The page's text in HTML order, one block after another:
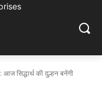
सिद्धार्थ की दुल्हन बनेंगी